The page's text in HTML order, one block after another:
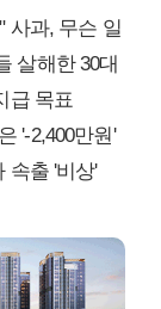
사과, 무슨 일
살해한 30대
급 목표
'-2,400만원'
속출 '비상'